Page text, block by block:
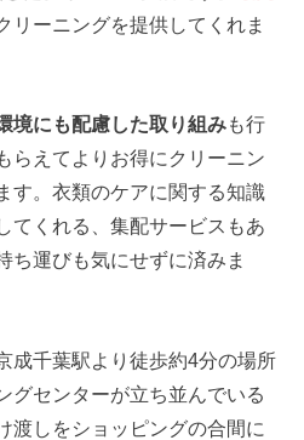
リーニングを提供してくれま
境にも配慮した取り組みも行
らえてよりお得にクリーニン
す。衣類のケアに関する知識
てくれる、集配サービスもあ
ち運びも気にせずに済みま
成千葉駅より徒歩約4分の場所
グセンターが立ち並んでいる
渡しをショッピングの合間に